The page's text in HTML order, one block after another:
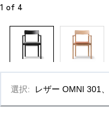
1 of 4
選択:
レザー OMNI 301